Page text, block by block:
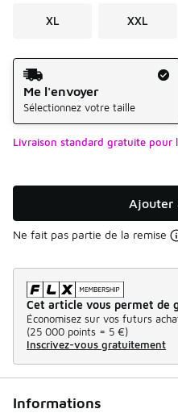
XL XXL
Mode d'expédition
Me l'envoyer
Sélectionnez votre taille
Livraison standard gratuite pour
Ajouter
Ne fait pas partie de la remise
Cet article vous permet de
Économisez sur vos futurs
(25 000 points = 5 €)
Inscrivez-vous gratuitement
Informations